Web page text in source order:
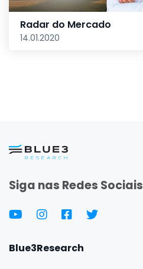
Radar do Mercado
14.01.2020
Siga nas Redes Sociais
Blue3Research